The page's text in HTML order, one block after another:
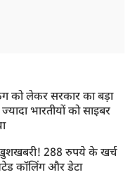
को लेकर सरकार का बड़ा
भारतीयों को साइबर
288 रुपये के खर्च
कॉलिंग और डेटा